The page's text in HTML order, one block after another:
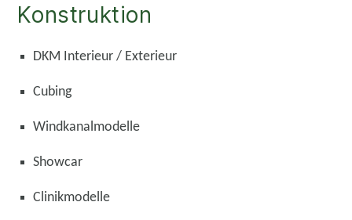
Konstruktion
DKM Interieur / Exterieur
Cubing
Windkanalmodelle
Showcar
Clinikmodelle